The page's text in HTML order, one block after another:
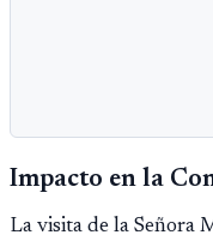
Impacto en la
La visita de la Señora